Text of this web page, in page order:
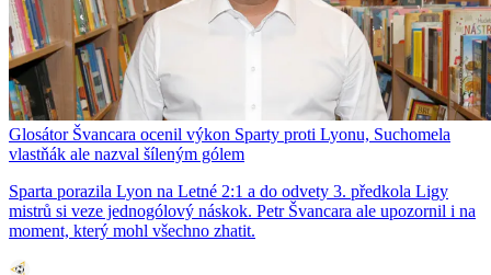
Glosátor Švancara ocenil výkon Sparty proti Lyonu, Suchomela
vlastňák ale nazval šíleným gólem
Sparta porazila Lyon na Letné 2:1 a do odvety 3. předkola Ligy
mistrů si veze jednogólový náskok. Petr Švancara ale upozornil i na
moment, který mohl všechno zhatit.